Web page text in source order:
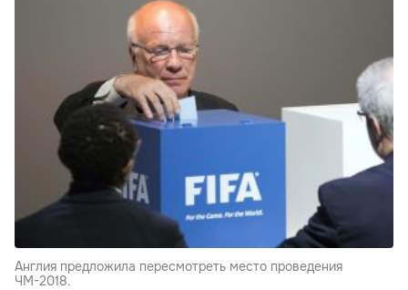
Англия предложила пересмотреть место проведения
ЧМ-2018.